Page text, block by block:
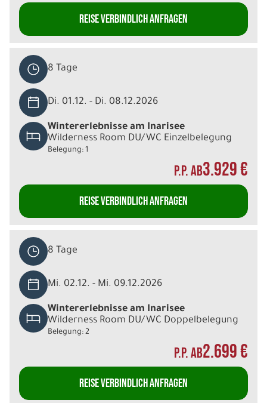
REISE VERBINDLICH ANFRAGEN
8 Tage
Di. 01.12. - Di. 08.12.2026
Wintererlebnisse am Inarisee
Wilderness Room DU/WC Einzelbelegung
Belegung: 1
P.P. AB3.929 €
REISE VERBINDLICH ANFRAGEN
8 Tage
Mi. 02.12. - Mi. 09.12.2026
Wintererlebnisse am Inarisee
Wilderness Room DU/WC Doppelbelegung
Belegung: 2
P.P. AB2.699 €
REISE VERBINDLICH ANFRAGEN